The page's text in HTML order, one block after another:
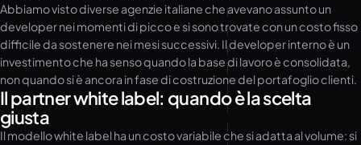
Abbiamo visto diverse agenzie italiane che avevano assunto un
developer nei momenti di picco e si sono trovate con un costo fisso
difficile da sostenere nei mesi successivi. Il developer interno è un
investimento che ha senso quando la base di lavoro è consolidata,
non quando si è ancora in fase di costruzione del portafoglio clienti.
Il partner white label: quando è la scelta
giusta
Il modello white label ha un costo variabile che si adatta al volume: si